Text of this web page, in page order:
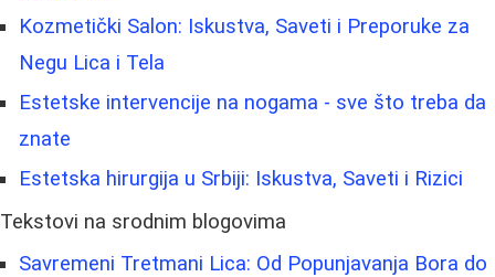
Kozmetički Salon: Iskustva, Saveti i Preporuke za
Negu Lica i Tela
Estetske intervencije na nogama - sve što treba da
znate
Estetska hirurgija u Srbiji: Iskustva, Saveti i Rizici
Tekstovi na srodnim blogovima
Savremeni Tretmani Lica: Od Popunjavanja Bora do